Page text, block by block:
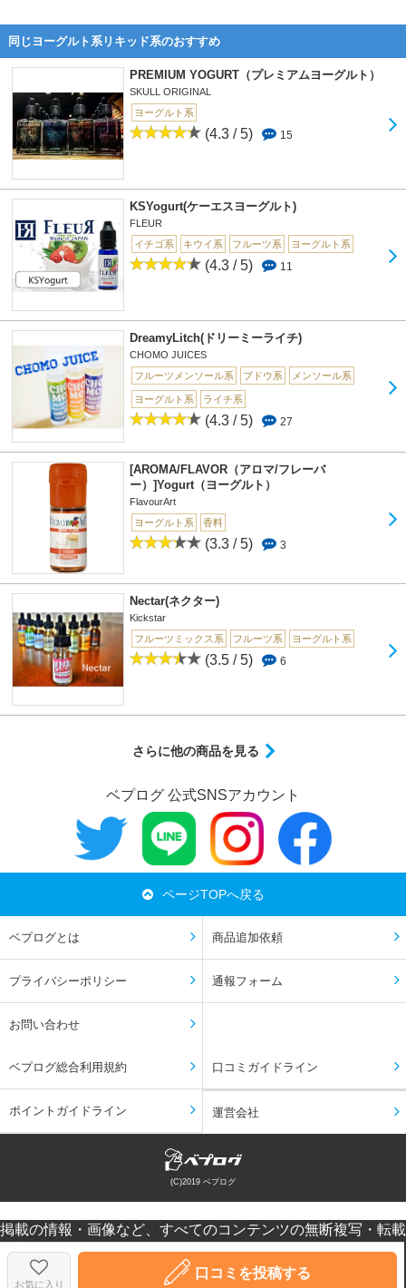
同じヨーグルト系リキッド系のおすすめ
PREMIUM YOGURT（プレミアムヨーグルト）
SKULL ORIGINAL
ヨーグルト系
(4.3 / 5) 15
KSYogurt(ケーエスヨーグルト)
FLEUR
イチゴ系
キウイ系 フルーツ系 ヨーグルト系
(4.3 / 5) 11
DreamyLitch(ドリーミーライチ)
CHOMO JUICES
フルーツメンソール系
ブドウ系 メンソール系
ヨーグルト系 ライチ系
(4.3 / 5) 27
[AROMA/FLAVOR（アロマ/フレーバ
ー）]Yogurt（ヨーグルト）
FlavourArt
ヨーグルト系
香料
(3.3 / 5) 3
Nectar(ネクター)
Kickstar
フルーツミックス系
フルーツ系 ヨーグルト系
(3.5 / 5) 6
さらに他の商品を見る
お気に入り
口コミを投稿する
ベプログ 公式SNSアカウント
ページTOPへ戻る
ベプログとは 商品追加依頼
プライバシーポリシー 通報フォーム
お問い合わせ
ベプログ総合利用規約 口コミガイドライン
ポイントガイドライン 運営会社
(C)2019 ベプログ
掲載の情報・画像など、すべてのコンテンツの無断複写・転載
を禁じます。
口コミなどの投稿はあくまで投稿者の感想です。個人差があり